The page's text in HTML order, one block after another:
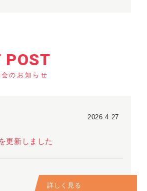
POST
のお知らせ
更新しました
2026.4.27
詳しく見る